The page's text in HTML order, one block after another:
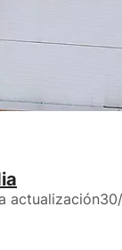
actualización